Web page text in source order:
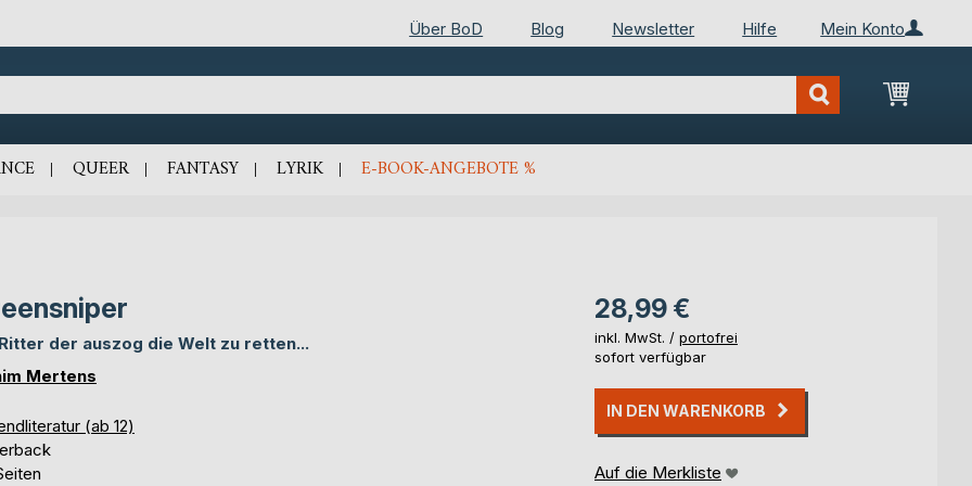
Mein Konto
Über BoD Blog Newsletter Hilfe
Mein
QUEER FANTASY LYRIK E-BOOK-ANGEBOTE %
der auszog die Welt zu retten...
Mertens
(ab 12)
28,99 €
inkl. MwSt. / portofrei
sofort verfügbar
IN DEN WARENKORB
Auf die Merkliste